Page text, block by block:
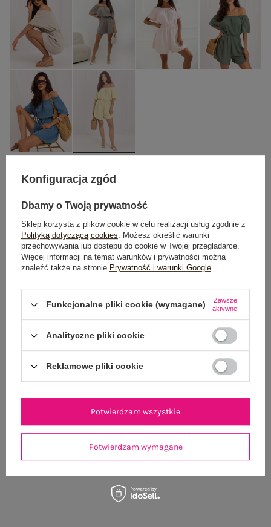
POWIADOM O DOSTĘPNOŚCI
Produkt niedostępny
(0)
Konfiguracja zgód
Dbamy o Twoją prywatność
Sklep korzysta z plików cookie w celu realizacji usług zgodnie z
Polityką dotyczącą cookies. Możesz określić warunki
przechowywania lub dostępu do cookie w Twojej przeglądarce.
Więcej informacji na temat warunków i prywatności można
znaleźć także na stronie Prywatność i warunki Google.
Funkcjonalne pliki cookie (wymagane)
Zawsze
aktywne
Analityczne pliki cookie
Reklamowe pliki cookie
Potwierdzam wymagane
Potwierdzam wszystkie